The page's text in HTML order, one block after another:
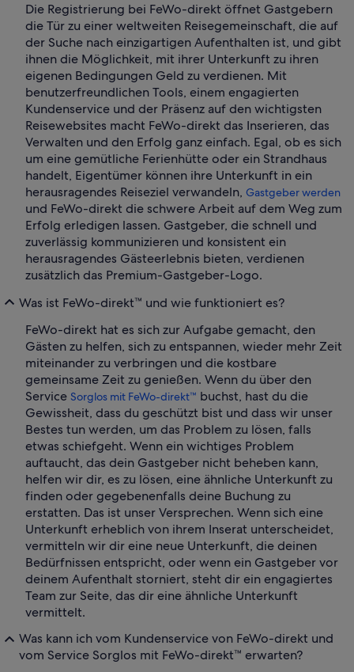
Die Registrierung bei FeWo-direkt öffnet Gastgebern
die Tür zu einer weltweiten Reisegemeinschaft, die auf
der Suche nach einzigartigen Aufenthalten ist, und gibt
ihnen die Möglichkeit, mit ihrer Unterkunft zu ihren
eigenen Bedingungen Geld zu verdienen. Mit
benutzerfreundlichen Tools, einem engagierten
Kundenservice und der Präsenz auf den wichtigsten
Reisewebsites macht FeWo-direkt das Inserieren, das
Verwalten und den Erfolg ganz einfach. Egal, ob es sich
um eine gemütliche Ferienhütte oder ein Strandhaus
handelt, Eigentümer können ihre Unterkunft in ein
herausragendes Reiseziel verwandeln, Gastgeber werden
und FeWo-direkt die schwere Arbeit auf dem Weg zum
Erfolg erledigen lassen. Gastgeber, die schnell und
zuverlässig kommunizieren und konsistent ein
herausragendes Gästeerlebnis bieten, verdienen
zusätzlich das Premium-Gastgeber-Logo.
Was ist FeWo-direkt™ und wie funktioniert es?
FeWo-direkt hat es sich zur Aufgabe gemacht, den
Gästen zu helfen, sich zu entspannen, wieder mehr Zeit
miteinander zu verbringen und die kostbare
gemeinsame Zeit zu genießen. Wenn du über den
Service Sorglos mit FeWo-direkt™ buchst, hast du die
Gewissheit, dass du geschützt bist und dass wir unser
Bestes tun werden, um das Problem zu lösen, falls
etwas schiefgeht. Wenn ein wichtiges Problem
auftaucht, das dein Gastgeber nicht beheben kann,
helfen wir dir, es zu lösen, eine ähnliche Unterkunft zu
finden oder gegebenenfalls deine Buchung zu
erstatten. Das ist unser Versprechen. Wenn sich eine
Unterkunft erheblich von ihrem Inserat unterscheidet,
vermitteln wir dir eine neue Unterkunft, die deinen
Bedürfnissen entspricht, oder wenn ein Gastgeber vor
deinem Aufenthalt storniert, steht dir ein engagiertes
Team zur Seite, das dir eine ähnliche Unterkunft
vermittelt.
Was kann ich vom Kundenservice von FeWo-direkt und
vom Service Sorglos mit FeWo-direkt™ erwarten?